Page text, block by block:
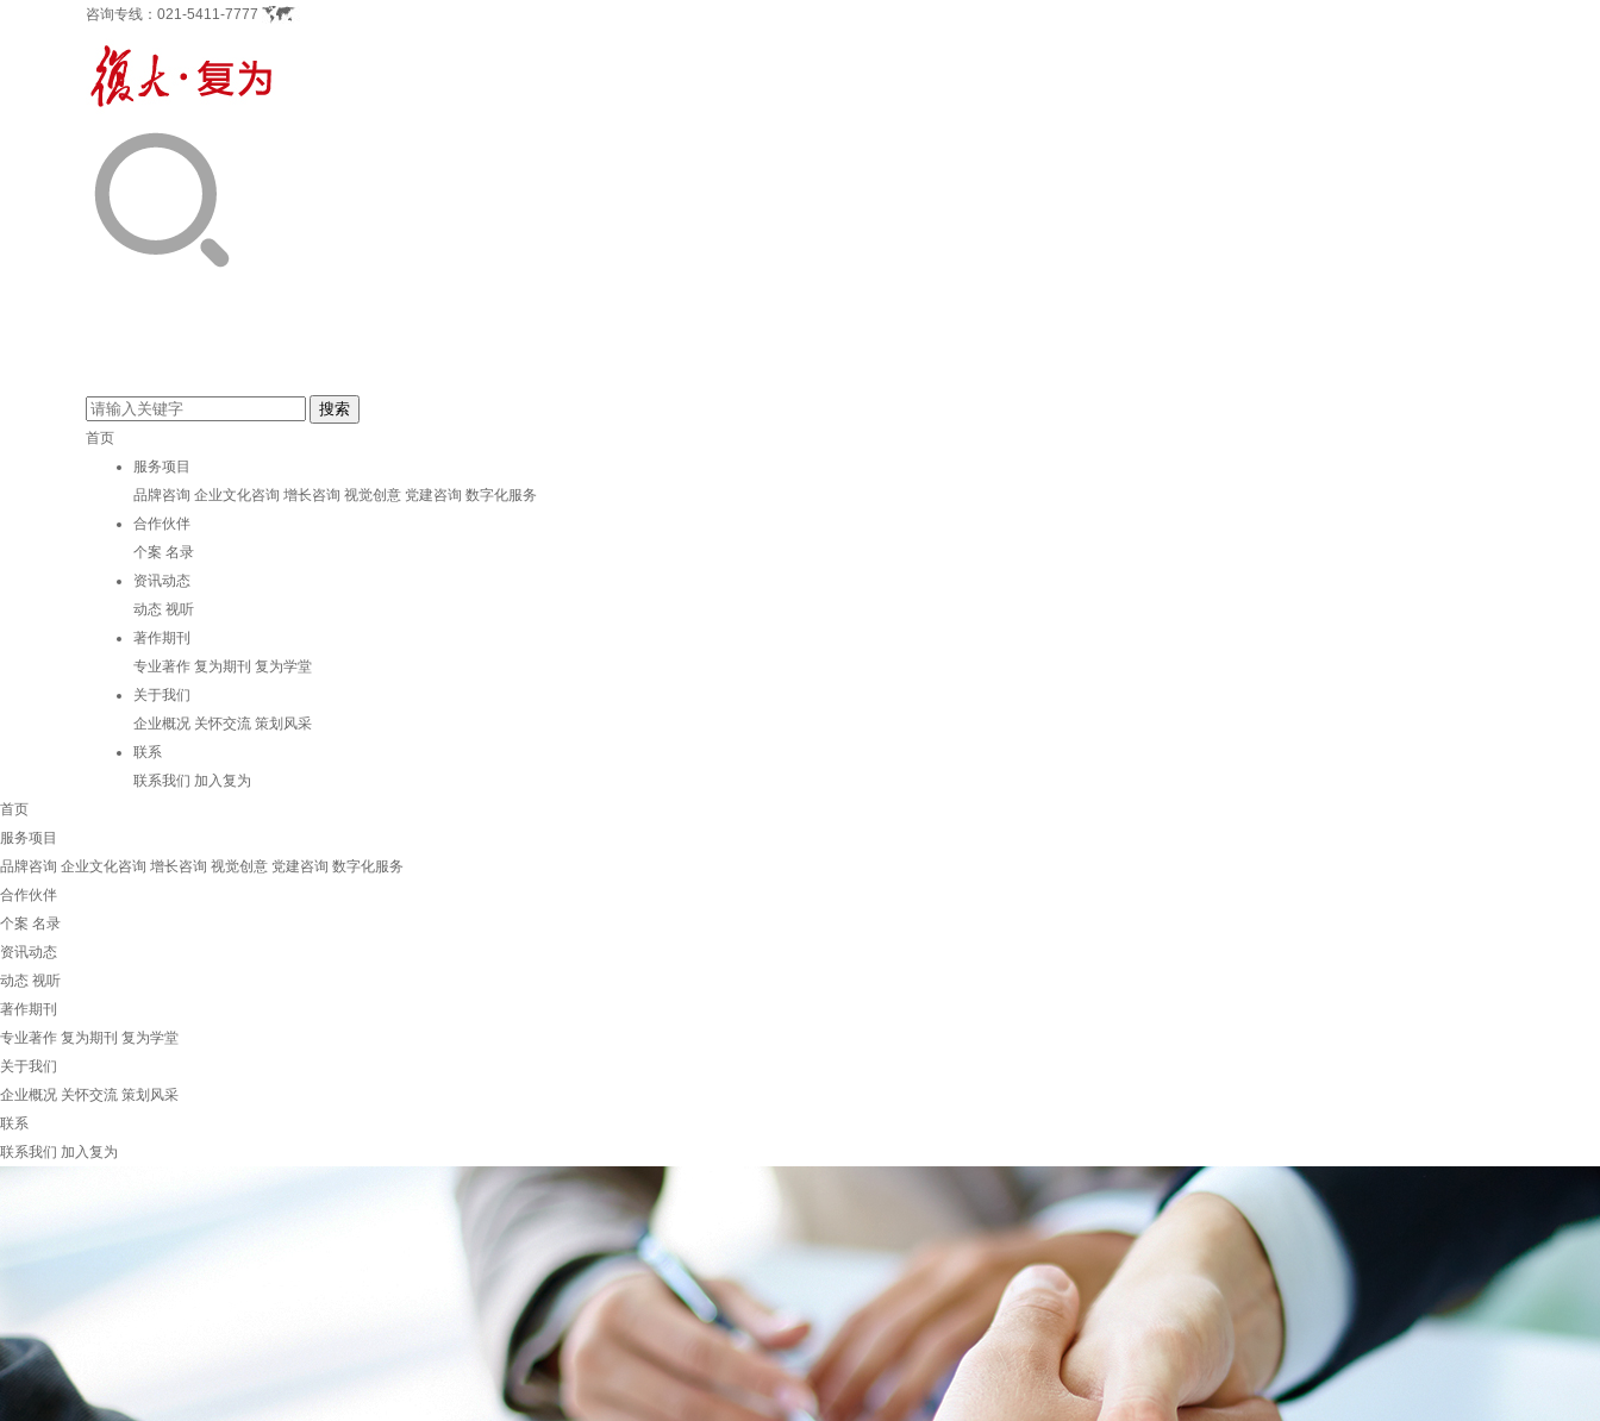
咨询专线： 021-5411-7777
首页
服务项目
品牌咨询 企业文化咨询 增长咨询 视觉创意 党建咨询 数字化服务
合作伙伴
个案 名录
资讯动态
动态 视听
著作期刊
专业著作 复为期刊 复为学堂
关于我们
企业概况 关怀交流 策划风采
联系
联系我们 加入复为
首页
服务项目
品牌咨询 企业文化咨询 增长咨询 视觉创意 党建咨询 数字化服务
合作伙伴
个案 名录
资讯动态
动态 视听
著作期刊
专业著作 复为期刊 复为学堂
关于我们
企业概况 关怀交流 策划风采
联系
联系我们 加入复为